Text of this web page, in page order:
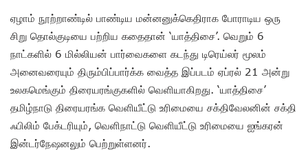
ஏழாம் நூற்றாண்டில் பாண்டிய மன்னனுக்கெதிராக போராடிய ஒரு
சிறு தொல்குடியை பற்றிய கதைதான் ‘யாத்திசை’. வெறும் 6
நாட்களில் 6 மில்லியன் பார்வைகளை கடந்து டிரெய்லர் மூலம்
அனைவரையும் திரும்பிப்பார்க்க வைத்த இப்படம் ஏப்ரல் 21 அன்று
உலகமெங்கும் திரையரங்குகளில் வெளியாகிறது. ‘யாத்திசை’
தமிழ்நாடு திரையரங்க வெளியீட்டு உரிமையை சக்திவேலனின் சக்தி
ஃபிலிம் பேக்டரியும், வெளிநாட்டு வெளியீட்டு உரிமையை ஐங்கரன்
இன்டர்நேஷனலும் பெற்றுள்ளனர்.